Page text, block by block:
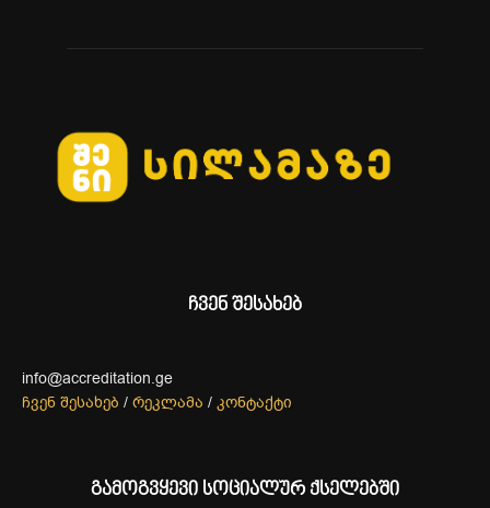
ჩვენ შესახებ
info@accreditation.ge
ჩვენ შესახებ / რეკლამა / კონტაქტი
გამოგვყევი სოციალურ ქსელებში